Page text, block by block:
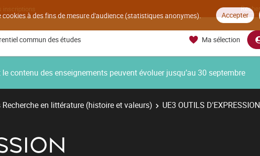
à des fins de mesure d'audience (statistiques anonymes). Accepter
commun des études Ma sélection
des enseignements peuvent évoluer jusqu’au 30 septembre
Recherche en littérature (histoire et valeurs) UE3 OUTILS D'EXPRESSION